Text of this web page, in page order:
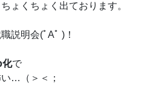
ょくちょく出ております。
説明会(ﾟAﾟ )！
化で
…（＞＜；